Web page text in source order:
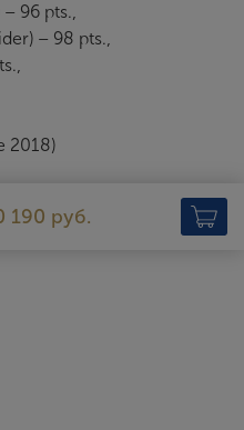
96 pts.,
– 98 pts.,
2018)
190 руб.